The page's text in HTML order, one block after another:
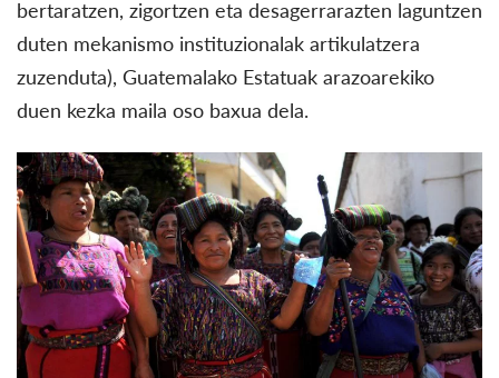
bertaratzen, zigortzen eta desagerrarazten laguntzen
duten mekanismo instituzionalak artikulatzera
zuzenduta), Guatemalako Estatuak arazoarekiko
duen kezka maila oso baxua dela.